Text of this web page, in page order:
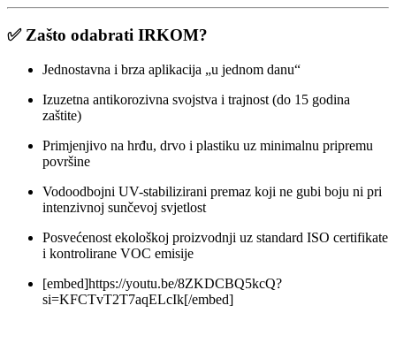
✅ Zašto odabrati IRKOM?
Jednostavna i brza aplikacija „u jednom danu“
Izuzetna antikorozivna svojstva i trajnost (do 15 godina
zaštite)
Primjenjivo na hrđu, drvo i plastiku uz minimalnu pripremu
površine
Vodoodbojni UV-stabilizirani premaz koji ne gubi boju ni pri
intenzivnoj sunčevoj svjetlost
Posvećenost ekološkoj proizvodnji uz standard ISO certifikate
i kontrolirane VOC emisije
[embed]https://youtu.be/8ZKDCBQ5kcQ?
si=KFCTvT2T7aqELcIk[/embed]